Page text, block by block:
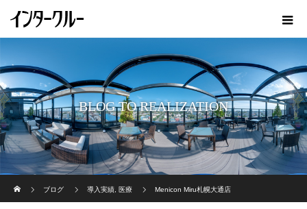
BLOG TO REALIZATION
ブログ
導入実績 医療 Menicon Miru札幌大通店